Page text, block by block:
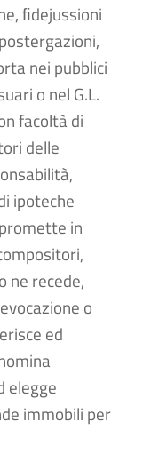
ﬁdejussioni
nei pubblici
o nel G.L.
facoltà di
delle
ipoteche
in
ne recede,
o
ed
elegge
immobili per